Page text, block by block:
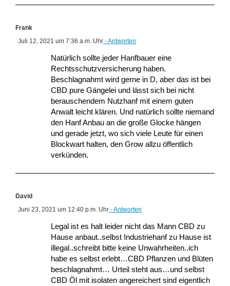
Frank
Juli 12, 2021 um 7:36 a.m. Uhr - Antworten
Natürlich sollte jeder Hanfbauer eine
Rechtsschutzversicherung haben.
Beschlagnahmt wird gerne in D, aber das ist bei
CBD pure Gängelei und lässt sich bei nicht
berauschendem Nutzhanf mit einem guten
Anwalt leicht klären. Und natürlich sollte niemand
den Hanf Anbau an die große Glocke hängen
und gerade jetzt, wo sich viele Leute für einen
Blockwart halten, den Grow allzu öffentlich
verkünden.
David
Juni 23, 2021 um 12:40 p.m. Uhr - Antworten
Legal ist es halt leider nicht das Mann CBD zu
Hause anbaut..selbst Industriehanf zu Hause ist
illegal..schreibt bitte keine Unwahrheiten..ich
habe es selbst erlebt…CBD Pflanzen und Blüten
beschlagnahmt… Urteil steht aus…und selbst
CBD Öl mit isolaten angereichert sind eigentlich